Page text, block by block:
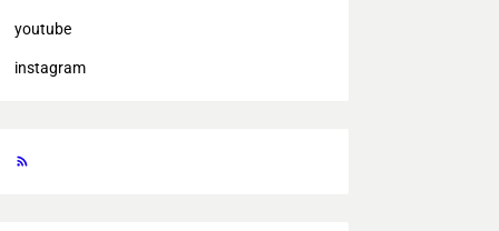
youtube
instagram